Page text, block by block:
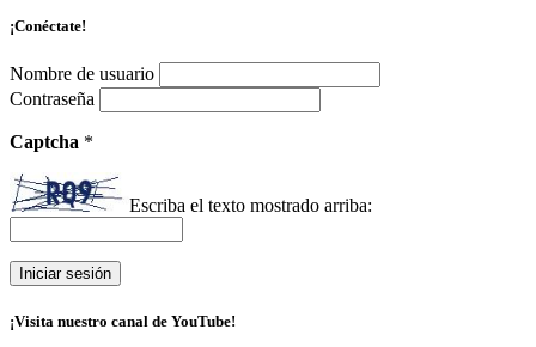
¡Conéctate!
Nombre de usuario
Contraseña
Captcha *
Escriba el texto mostrado arriba:
¡Visita nuestro canal de YouTube!